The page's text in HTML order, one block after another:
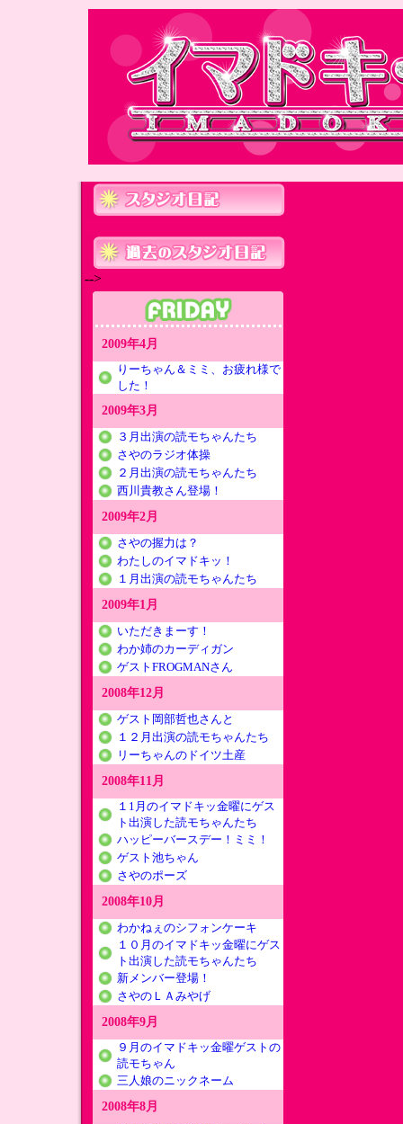
-->
2009年4月
りーちゃん＆ミミ、お疲れ様で
した！
2009年3月
３月出演の読モちゃんたち
さやのラジオ体操
２月出演の読モちゃんたち
西川貴教さん登場！
2009年2月
さやの握力は？
わたしのイマドキッ！
１月出演の読モちゃんたち
2009年1月
いただきまーす！
わか姉のカーディガン
ゲストFROGMANさん
2008年12月
ゲスト岡部哲也さんと
１２月出演の読モちゃんたち
リーちゃんのドイツ土産
2008年11月
１1月のイマドキッ金曜にゲス
ト出演した読モちゃんたち
ハッピーバースデー！ミミ！
ゲスト池ちゃん
さやのポーズ
2008年10月
わかねぇのシフォンケーキ
１０月のイマドキッ金曜にゲス
ト出演した読モちゃんたち
新メンバー登場！
さやのＬＡみやげ
2008年9月
９月のイマドキッ金曜ゲストの
読モちゃん
三人娘のニックネーム
2008年8月